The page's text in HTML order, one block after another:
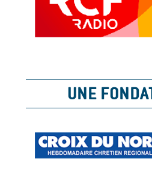
UNE